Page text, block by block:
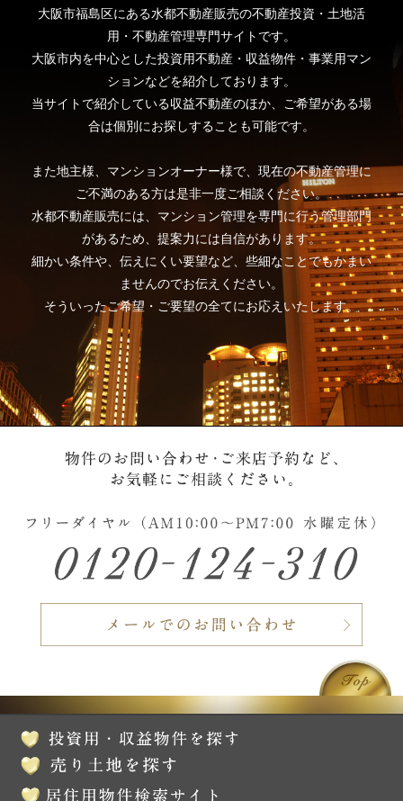
大阪市福島区にある水都不動産販売の不動産投資・土地活
用・不動産管理専門サイトです。
大阪市内を中心とした投資用不動産・収益物件・事業用マン
ションなどを紹介しております。
当サイトで紹介している収益不動産のほか、ご希望がある場
合は個別にお探しすることも可能です。
また地主様、マンションオーナー様で、現在の不動産管理に
ご不満のある方は是非一度ご相談ください。
水都不動産販売には、マンション管理を専門に行う管理部門
があるため、提案力には自信があります。
細かい条件や、伝えにくい要望など、些細なことでもかまい
ませんのでお伝えください。
そういったご希望・ご要望の全てにお応えいたします。